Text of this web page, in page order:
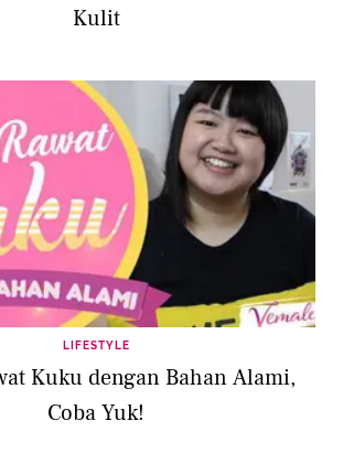
Kulit
LIFESTYLE
Kuku dengan Bahan Alami,
Coba Yuk!